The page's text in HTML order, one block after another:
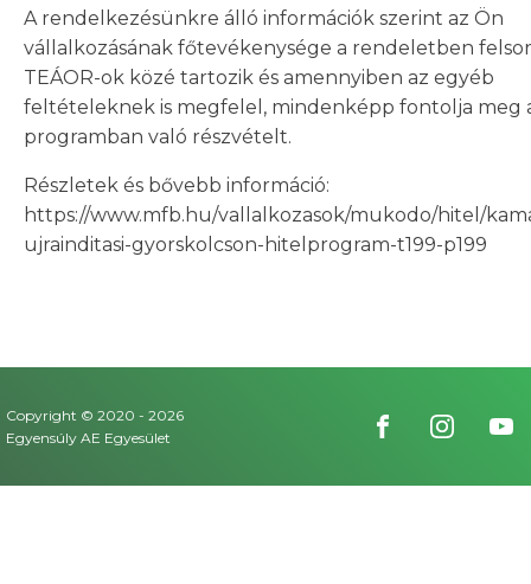
A rendelkezésünkre álló információk szerint az Ön
vállalkozásának főtevékenysége a rendeletben
TEÁOR-ok közé tartozik és amennyiben az egyéb
feltételeknek is megfelel, mindenképp fontolja meg
programban való részvételt.
Részletek és bővebb információ:
https://www.mfb.hu/vallalkozasok/mukodo/hitel/
ujrainditasi-gyorskolcson-hitelprogram-t199-p199
Copyright © 2020 - 2026
Egyensúly AE Egyesület